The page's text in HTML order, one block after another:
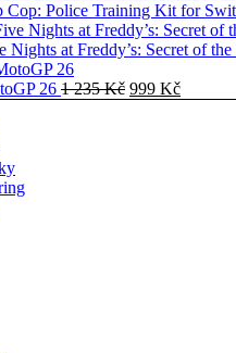
Cop: Police Training Kit for
Nights at Freddy’s: Secret of
26 1 235Kč Původní
999 KčAktuální